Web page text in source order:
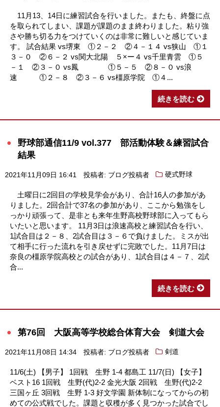
11月13、14日に練習試合を行いました。またも、終盤に点
を取られてしまい、課題が課題のまま終わりました。粘り強
さや勝ち切る力をつけていくのは非常に難しいと感じていま
す。 試合結果 vs堺東 ①２－２ ②４－１４ vs狭山 ①１
３－０ ②６－２ vs関大北陽 ５×ー４ vs千里青雲 ①５
－１ ②３－０ vs鳳 ①５－５ ②８－０ vs浪
速 ①２－８ ②３－６ vs橿原学院 ①４...
続きを読む
野球部通信11/9 vol.377 部活動体験＆練習試合
結果
2021年11月09日 16:41 投稿者: ブログ投稿者 硬式野球
土曜日に2回目の学校見学会があり、合計16人の参加があ
りました。2回合計で37名の参加があり、ここから勉強をし
っかり頑張って、是非とも来年生野高校野球部に入ってもら
いたいと思います。 11月3日は浪速高校と練習試合を行い、
1試合目は２－８、2試合目は３－６で負けました。ミスが出
て相手に行った流れを引き戻せずに完敗でした。11月7日は
奈良の橿原学院高校との試合があり、1試合目は４－７、2試
合...
続きを読む
第76回 大阪高等学校総合体育大会 剣道大会
2021年11月08日 14:34 投稿者: ブログ投稿者 剣道
11/6(土) 【男子】 1回戦 生野 1-4 都島工 11/7(日) 【女子】
ベスト16 1回戦 生野(代)2-2 金光大阪 2回戦 生野(代)2-2
三国ヶ丘 3回戦 生野 1-3 好文学園 新体制になってからの初
めての公式戦でした。課題と収穫が多く見つかった試合でし